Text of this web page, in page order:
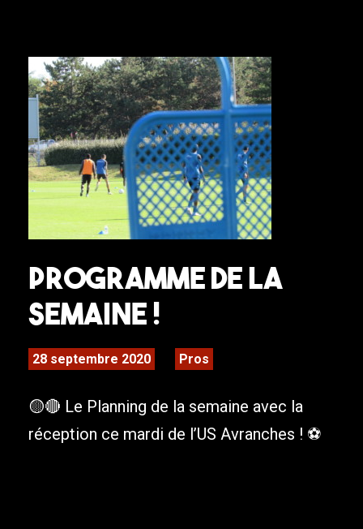
Programme de la
semaine !
28 septembre 2020 Pros
🟡🔴 Le Planning de la semaine avec la
réception ce mardi de l’US Avranches ! ⚽️